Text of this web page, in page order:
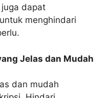
dapat
menghindari
Jelas dan Mudah
dan mudah